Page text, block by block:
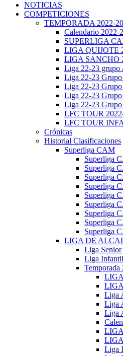
NOTICIAS
COMPETICIONES
TEMPORADA 2022-
Calendario 2022-
SUPERLIGA
LIGA QUIJOTE
LIGA SANCHO
Liga 22-23 grupo
Liga 22-23
Liga 22-23
Liga 22-23
Liga 22-23 Grupo
LFC TOUR
LFC TOUR
Crónicas
Historial Clasificaciones
Superliga CAM
Superliga
Superliga
Superliga
Superliga
Superliga
Superliga
Superliga
Superliga
Superliga
LIGA DE
Liga
Liga
Temporada
Liga
Liga
Liga
Liga